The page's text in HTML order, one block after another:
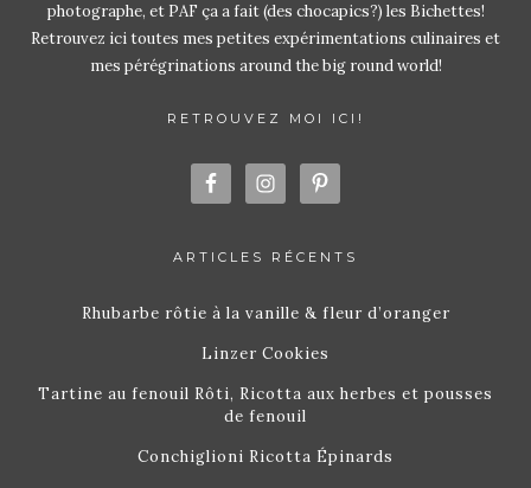
photographe, et PAF ça a fait (des chocapics?) les Bichettes!
Retrouvez ici toutes mes petites expérimentations culinaires et
mes pérégrinations around the big round world!
RETROUVEZ MOI ICI!
ARTICLES RÉCENTS
Rhubarbe rôtie à la vanille & fleur d’oranger
Linzer Cookies
Tartine au fenouil Rôti, Ricotta aux herbes et pousses
de fenouil
Conchiglioni Ricotta Épinards